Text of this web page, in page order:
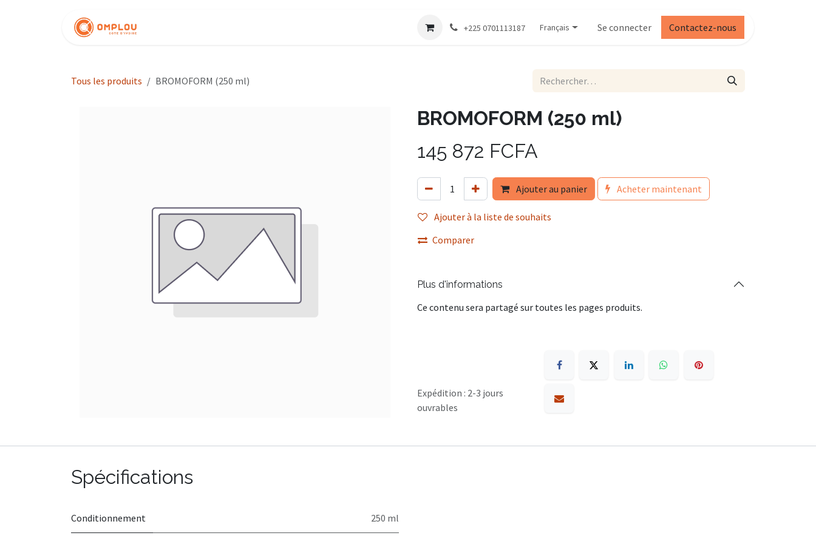
+225 0701113187 Français Se connecter Contactez-nous
Tous les produits BROMOFORM (250 ml)
BROMOFORM (250 ml)
145 872 FCFA
Ajouter au panier Acheter maintenant
Ajouter à la liste de souhaits
Comparer
Plus d'informations
Ce contenu sera partagé sur toutes les pages produits.
Expédition : 2-3 jours
ouvrables
Spécifications
Conditionnement 250 ml